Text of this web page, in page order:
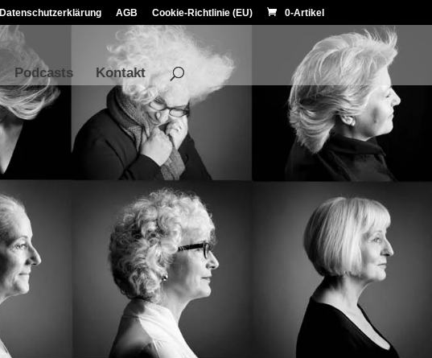
Datenschutzerklärung AGB Cookie-Richtlinie (EU) 0-Artikel
Podcasts Kontakt